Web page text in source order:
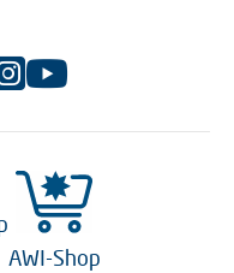
AWI-Shop